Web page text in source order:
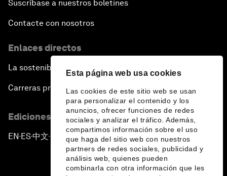
Esta página web usa cookies
Las cookies de este sitio web se usan
para personalizar el contenido y los
anuncios, ofrecer funciones de redes
sociales y analizar el tráfico. Además,
compartimos información sobre el uso
que haga del sitio web con nuestros
partners de redes sociales, publicidad y
análisis web, quienes pueden
combinarla con otra información que les
Suscríbase a nuestros boletines
Contacte con nosotros
Enlaces directos
La sostenibilidad en el Foro
Carreras profesionales
Ediciones en otros idiomas
EN ▪ ES▪中文▪ 日本語